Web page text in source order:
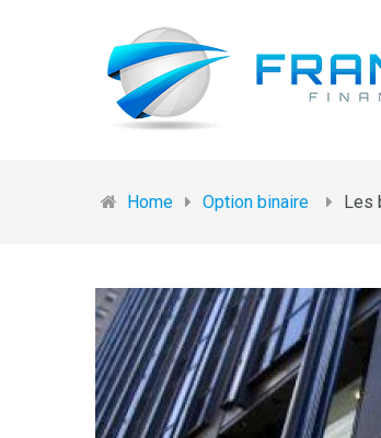
Home Option binaire Les